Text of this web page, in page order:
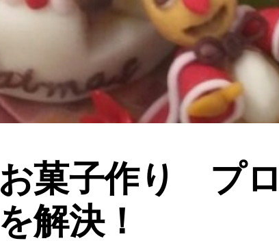
お菓子作り プ
を解決！